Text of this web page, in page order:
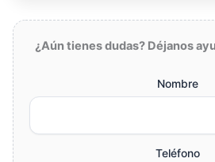
¿Aún tienes dudas? Déjanos
Nombre
Teléfono